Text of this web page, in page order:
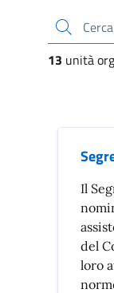
13 unità
Il
del
loro